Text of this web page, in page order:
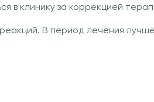
в клинику за коррекцией
В период лечения